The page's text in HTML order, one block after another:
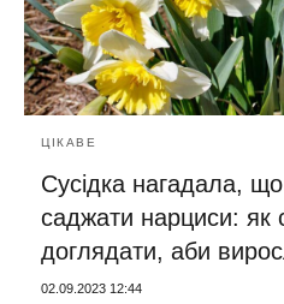
ЦІКАВЕ
Сусідка нагадала,
саджати нарциси: як
доглядати, аби
02.09.2023 12:44